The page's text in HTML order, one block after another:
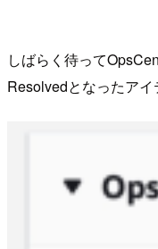
しばらく待って
Resolvedとなったアイ